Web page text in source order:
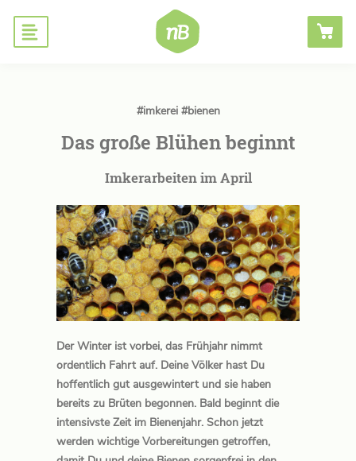
Wissen
#imkerei #bienen
Das große Blühen beginnt
Imkerarbeiten im April
Der Winter ist vorbei, das Frühjahr nimmt
ordentlich Fahrt auf. Deine Völker hast Du
hoffentlich gut ausgewintert und sie haben
bereits zu Brüten begonnen. Bald beginnt die
intensivste Zeit im Bienenjahr. Schon jetzt
werden wichtige Vorbereitungen getroffen,